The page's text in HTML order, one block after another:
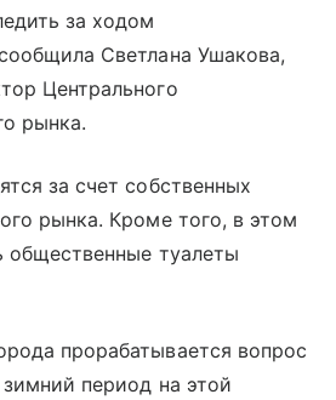
за ходом
Светлана Ушакова,
Центрального
рынка.
за счет собственных
рынка. Кроме того, в этом
общественные туалеты
прорабатывается вопрос
период на этой